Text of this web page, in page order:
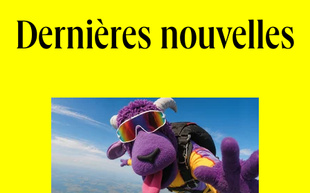
Dernières nouvelles